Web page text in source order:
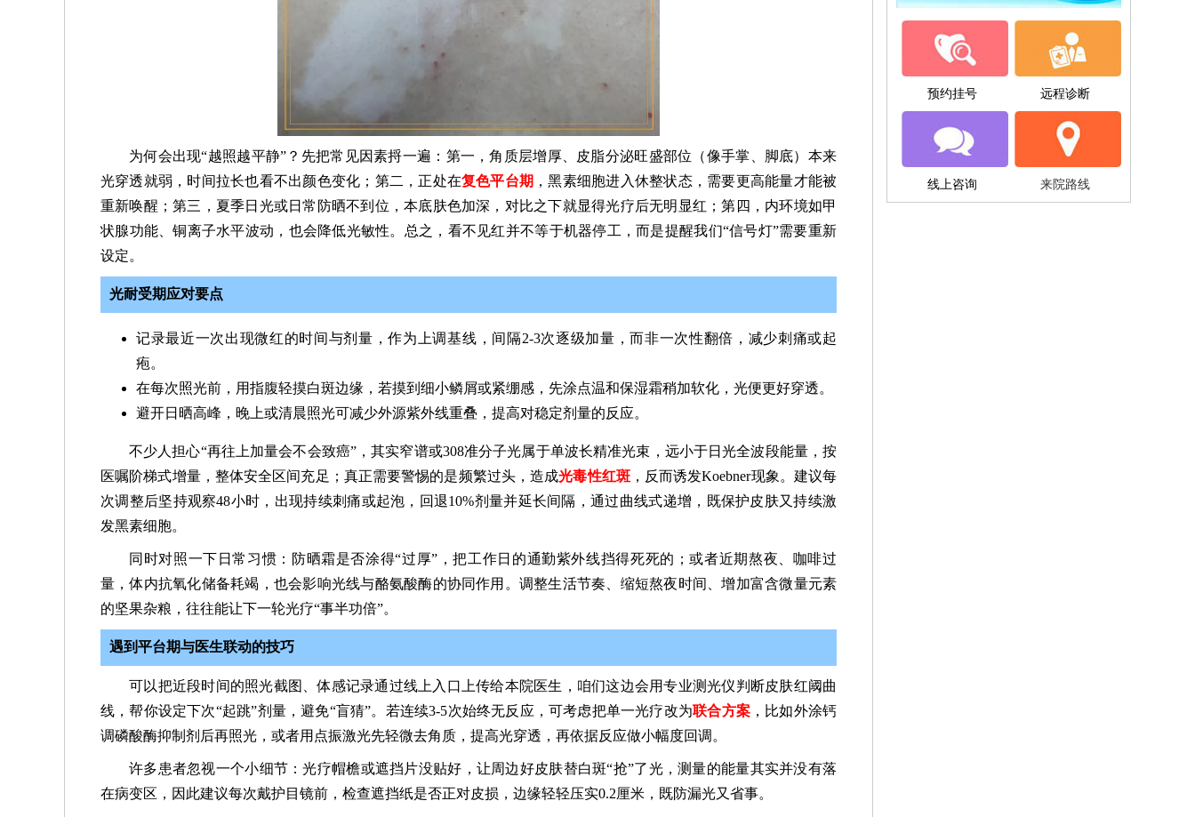
为何会出现“越照越平静”？先把常见因素捋一遍：第一，角质层增厚、皮脂分泌旺盛部位（像手掌、脚底）本来
光穿透就弱，时间拉长也看不出颜色变化；第二，正处在复色平台期 ，黑素细胞进入休整状态，需要更高能量才能被
重新唤醒；第三，夏季日光或日常防晒不到位，本底肤色加深，对比之下就显得光疗后无明显红；第四，内环境如甲
状腺功能、铜离子水平波动，也会降低光敏性。总之，看不见红并不等于机器停工，而是提醒我们“信号灯”需要重新
设定。
光耐受期应对要点
记录最近一次出现微红的时间与剂量，作为上调基线，间隔2-3次逐级加量，而非一次性翻倍，减少刺痛或起
疱。
在每次照光前，用指腹轻摸白斑边缘，若摸到细小鳞屑或紧绷感，先涂点温和保湿霜稍加软化，光便更好穿透。
避开日晒高峰，晚上或清晨照光可减少外源紫外线重叠，提高对稳定剂量的反应。
不少人担心“再往上加量会不会致癌”，其实窄谱或308准分子光属于单波长精准光束，远小于日光全波段能量，按
医嘱阶梯式增量，整体安全区间充足；真正需要警惕的是频繁过头，造成光毒性红斑，反而诱发Koebner现象。建议每
次调整后坚持观察48小时，出现持续刺痛或起泡，回退10%剂量并延长间隔，通过曲线式递增，既保护皮肤又持续激
发黑素细胞。
同时对照一下日常习惯：防晒霜是否涂得“过厚”，把工作日的通勤紫外线挡得死死的；或者近期熬夜、咖啡过
量，体内抗氧化储备耗竭，也会影响光线与酪氨酸酶的协同作用。调整生活节奏、缩短熬夜时间、增加富含微量元素
的坚果杂粮，往往能让下一轮光疗“事半功倍”。
遇到平台期与医生联动的技巧
可以把近段时间的照光截图、体感记录通过线上入口上传给本院医生，咱们这边会用专业测光仪判断皮肤红阈曲
线，帮你设定下次“起跳”剂量，避免“盲猜”。若连续3-5次始终无反应，可考虑把单一光疗改为联合方案，比如外涂钙
调磷酸酶抑制剂后再照光，或者用点振激光先轻微去角质，提高光穿透，再依据反应做小幅度回调。
许多患者忽视一个小细节：光疗帽檐或遮挡片没贴好，让周边好皮肤替白斑“抢”了光，测量的能量其实并没有落
在病变区，因此建议每次戴护目镜前，检查遮挡纸是否正对皮损，边缘轻轻压实0.2厘米，既防漏光又省事。
预约挂号 远程诊断
线上咨询 来院路线